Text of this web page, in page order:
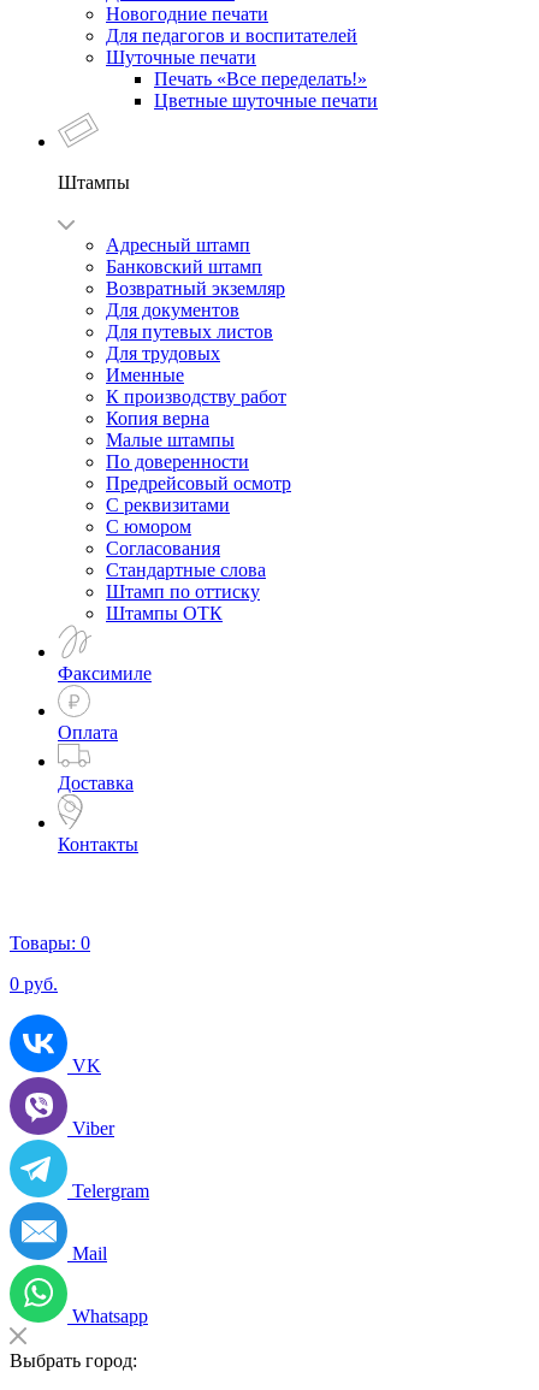
Новогодние печати
Для педагогов и воспитателей
Шуточные печати
Печать «Все переделать!»
Цветные шуточные печати
Штампы
Адресный штамп
Банковский штамп
Возвратный экземляр
Для документов
Для путевых листов
Для трудовых
Именные
К производству работ
Копия верна
Малые штампы
По доверенности
Предрейсовый осмотр
С реквизитами
С юмором
Согласования
Стандартные слова
Штамп по оттиску
Штампы ОТК
Факсимиле
Оплата
Доставка
Контакты
Товары: 0
0 руб.
VK
Viber
Telergram
Mail
Whatsapp
Выбрать город: